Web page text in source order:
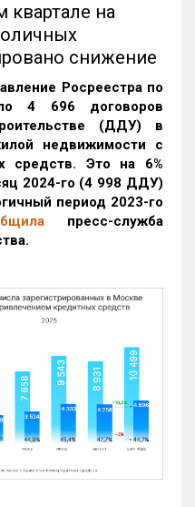
квартале на
снижение
Росреестра по
4 696 договоров
(ДДУ) в
недвижимости с
средств. Это на 6%
2024-го (4 998 ДДУ)
период 2023-го
пресс-служба